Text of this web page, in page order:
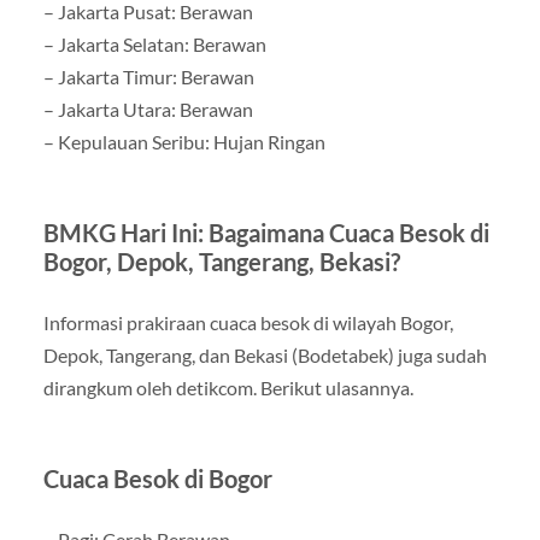
– Jakarta Pusat: Berawan
– Jakarta Selatan: Berawan
– Jakarta Timur: Berawan
– Jakarta Utara: Berawan
– Kepulauan Seribu: Hujan Ringan
BMKG Hari Ini: Bagaimana Cuaca Besok di
Bogor, Depok, Tangerang, Bekasi?
Informasi prakiraan cuaca besok di wilayah Bogor,
Depok, Tangerang, dan Bekasi (Bodetabek) juga sudah
dirangkum oleh detikcom. Berikut ulasannya.
Cuaca Besok di Bogor